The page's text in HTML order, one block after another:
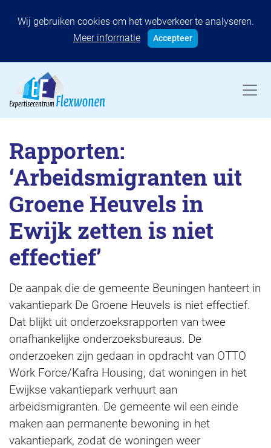
Wij gebruiken cookies om het webverkeer te analyseren.
Meer informatie
Accepteer
Rapporten:
‘Arbeidsmigranten uit
Groene Heuvels in
Ewijk zetten is niet
effectief’
De aanpak die de gemeente Beuningen hanteert in
vakantiepark De Groene Heuvels is niet effectief.
Dat blijkt uit onderzoeksrapporten van twee
onafhankelijke onderzoeksbureaus. De
onderzoeken zijn gedaan in opdracht van OTTO
Work Force/Kafra Housing, dat woningen in het
Ewijkse vakantiepark verhuurt aan
arbeidsmigranten. De gemeente wil een einde
maken aan permanente bewoning in het
vakantiepark, zodat de woningen weer